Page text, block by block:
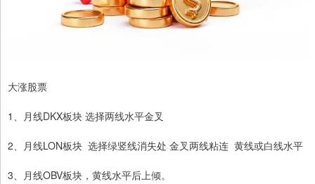
大涨股票
1、月线DKX板块 选择两线水平金叉
2、月线LON板块 选择绿竖线消失处 金叉两线粘连 黄线或白线水平
3、月线OBV板块，黄线水平后上倾。